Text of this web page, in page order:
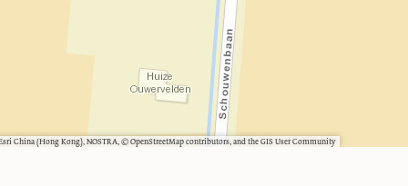
China (Hong Kong), NOSTRA, © OpenStreetMap contributors, and the GIS User Community